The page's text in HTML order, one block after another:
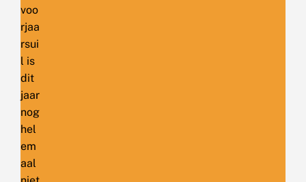
voo
rjaa
rsui
l is
dit
jaar
nog
hel
em
aal